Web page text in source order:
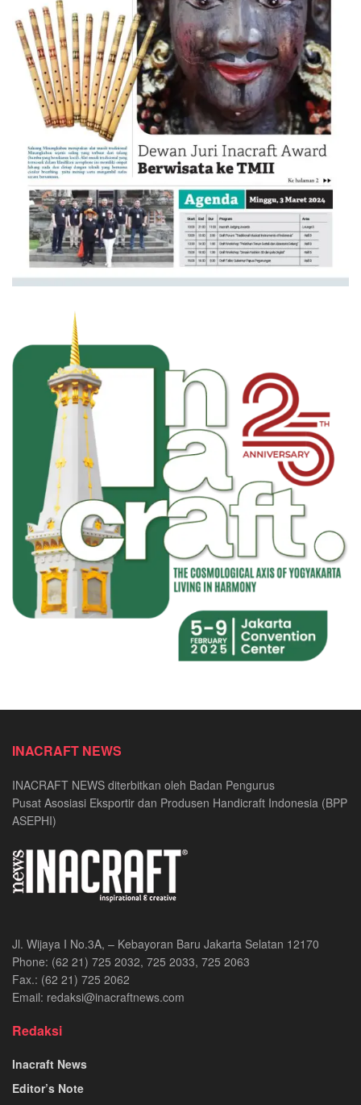
INACRAFT NEWS
INACRAFT NEWS diterbitkan oleh Badan Pengurus
Pusat Asosiasi Eksportir dan Produsen Handicraft Indonesia (BPP
ASEPHI)
Jl. Wijaya I No.3A, – Kebayoran Baru Jakarta Selatan 12170
Phone: (62 21) 725 2032, 725 2033, 725 2063
Fax.: (62 21) 725 2062
Email: redaksi@inacraftnews.com
Redaksi
Inacraft News
Editor’s Note